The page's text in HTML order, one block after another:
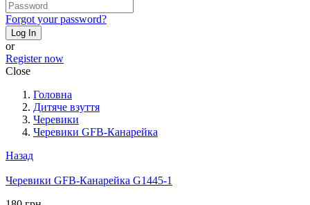
Forgot your password?
Log In
or
Register now
Close
Головна
Дитяче взуття
Черевики
Черевики GFB-Канарейка
Назад
Черевики GFB-Канарейка G1445-1